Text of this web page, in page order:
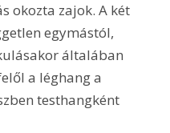
okozta zajok. A két
egymástól,
általában
a léghang a
testhangként